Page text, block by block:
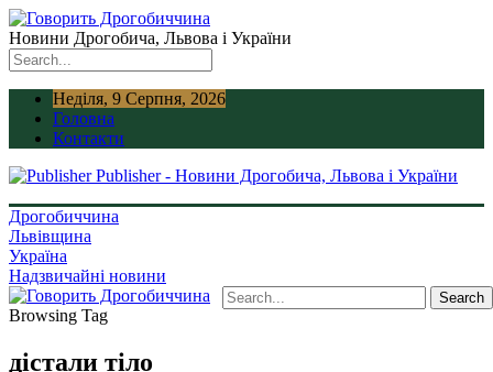
Новини Дрогобича, Львова і України
Неділя, 9 Серпня, 2026
Головна
Контакти
Publisher - Новини Дрогобича, Львова і України
Дрогобиччина
Львівщина
Україна
Надзвичайні новини
Browsing Tag
дістали тіло